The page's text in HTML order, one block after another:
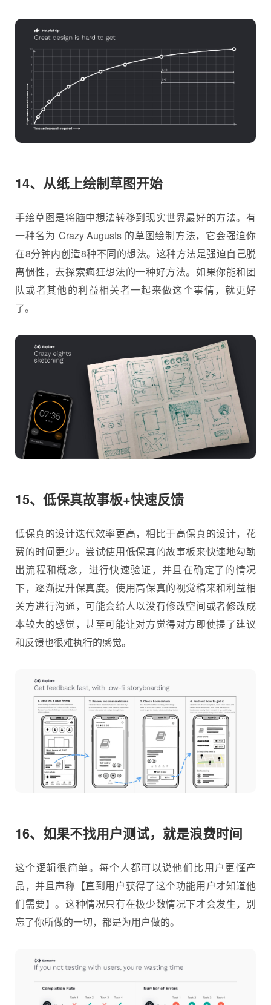
14、从纸上绘制草图开始
手绘草图是将脑中想法转移到现实世界最好的方法。有
一种名为 Crazy Augusts 的草图绘制方法，它会强迫你
在8分钟内创造8种不同的想法。这种方法是强迫自己脱
离惯性，去探索疯狂想法的一种好方法。如果你能和团
队或者其他的利益相关者一起来做这个事情，就更好
了。
15、低保真故事板+快速反馈
低保真的设计迭代效率更高，相比于高保真的设计，花
费的时间更少。尝试使用低保真的故事板来快速地勾勒
出流程和概念，进行快速验证，并且在确定了的情况
下，逐渐提升保真度。使用高保真的视觉稿来和利益相
关方进行沟通，可能会给人以没有修改空间或者修改成
本较大的感觉，甚至可能让对方觉得对方即使提了建议
和反馈也很难执行的感觉。
16、如果不找用户测试，就是浪费时间
这个逻辑很简单。每个人都可以说他们比用户更懂产
品，并且声称【直到用户获得了这个功能用户才知道他
们需要】。这种情况只有在极少数情况下才会发生，别
忘了你所做的一切，都是为用户做的。